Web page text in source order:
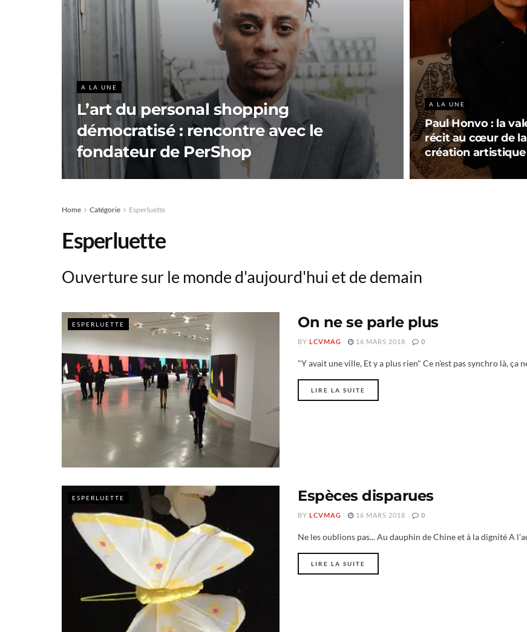
A LA UNE
L’art du personal shopping
démocratisé : rencontre avec le
fondateur de PerShop
A LA UNE
Paul Honvo : la
récit au cœur de la
création artistique
Home Catégorie Esperluette
Esperluette
Ouverture sur le monde d'aujourd'hui et de demain
ESPERLUETTE On ne se parle plus
BY LCVMAG 16 MARS 2018 0
"Y avait une ville, Et y a plus rien" Ce n'est pas synchro là, ça
LIRE LA SUITE
ESPERLUETTE Espèces disparues
BY LCVMAG 16 MARS 2018 0
Ne les oublions pas... Au dauphin de Chine et à la dignité A
LIRE LA SUITE